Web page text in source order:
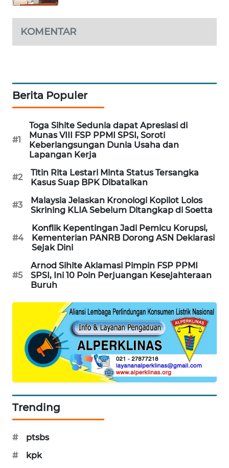
KOMENTAR
Berita Populer
#1
Toga Sihite Sedunia dapat Apresiasi di
Munas VIII FSP PPMI SPSI, Soroti
Keberlangsungan Dunia Usaha dan
Lapangan Kerja
#2
Titin Rita Lestari Minta Status Tersangka
Kasus Suap BPK Dibatalkan
#3
Malaysia Jelaskan Kronologi Kopilot Lolos
Skrining KLIA Sebelum Ditangkap di Soetta
#4
Konflik Kepentingan Jadi Pemicu Korupsi,
Kementerian PANRB Dorong ASN Deklarasi
Sejak Dini
#5
Arnod Sihite Aklamasi Pimpin FSP PPMI
SPSI, Ini 10 Poin Perjuangan Kesejahteraan
Buruh
Trending
#
ptsbs
#
kpk
NEWS
SITUNGIR
NEWS
NEWS
SIBARAGAS
NEWS
METRO
SIANTAR
NEWS
METRO
MEDAN
METRO
JAKARTA
NEWS
NEWS
KARING
NEWS
JURNAL
HUMBANG
NEWS
GARONGGANG
NEWS